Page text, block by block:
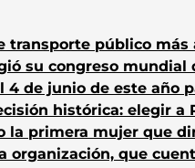
transporte público más
su congreso mundial
4 de junio de este año
histórica: elegir a
la primera mujer que
organización, que